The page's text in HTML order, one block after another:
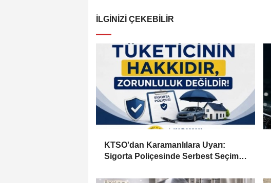
İLGINIZI ÇEKEBILIR
KTSO'dan Karamanlılara Uyarı:
Sigorta Poliçesinde Serbest Seçim